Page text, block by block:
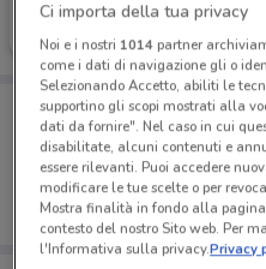
Scade il 30/09
Porta
Puoi trovare le
salvarle e creare la
dal tuo cellulare.
Ci importa della tua privacy
Noi e i nostri 1014partner
come i dati di navigazione gli o
Selezionando Accetto, abiliti le
supportino gli scopi mostrati alla
dati da fornire". Nel caso in cui
disabilitate, alcuni contenuti e
essere rilevanti. Puoi accedere
modificare le tue scelte o per
Mostra finalità in fondo alla
contesto del nostro Sito web. Per
l'Informativa sulla privacy.Privacy